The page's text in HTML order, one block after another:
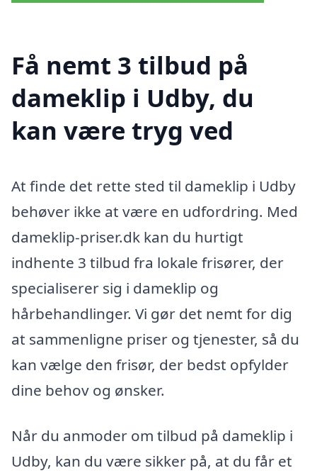
Få nemt 3 tilbud på
dameklip i Udby, du
kan være tryg ved
At finde det rette sted til dameklip i Udby
behøver ikke at være en udfordring. Med
dameklip-priser.dk kan du hurtigt
indhente 3 tilbud fra lokale frisører, der
specialiserer sig i dameklip og
hårbehandlinger. Vi gør det nemt for dig
at sammenligne priser og tjenester, så du
kan vælge den frisør, der bedst opfylder
dine behov og ønsker.
Når du anmoder om tilbud på dameklip i
Udby, kan du være sikker på, at du får et